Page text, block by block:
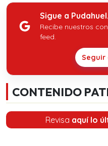
Sigue a
Recibe nuestros
feed.
Seguir
CONTENIDO
Revisa aquí lo